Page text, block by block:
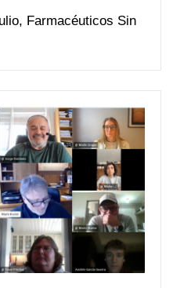
Farmacéuticos Sin